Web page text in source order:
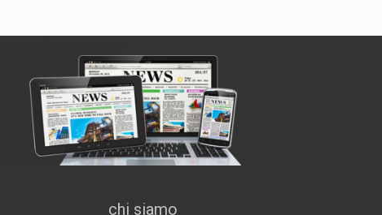
chi siamo